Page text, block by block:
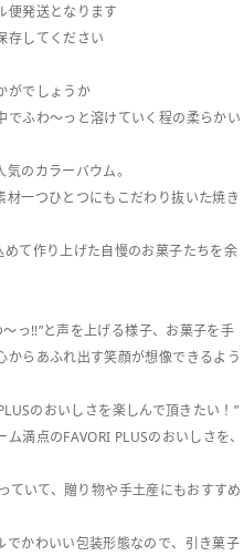
便発送となります
存してください
がでしょうか
ふわ～っと溶けていく程の柔らかい
のカラーバウム。
一つひとつにもこだわり抜いた焼き
て作り上げた自慢のお菓子たちを余
っ!!”と声を上げる様子、お菓子を手
らあふれ出す笑顔が想像できるよう
のおいしさを楽しんで頂きたい！”
満点のFAVORI PLUSのおいしさを、
ていて、贈り物や手土産にもおすすめ
でかわいい包装形態なので、引き菓子